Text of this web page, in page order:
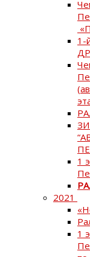
1-
1
2021
1